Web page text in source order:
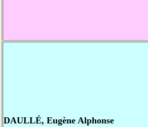
DAULLÉ, Eugène Alphonse